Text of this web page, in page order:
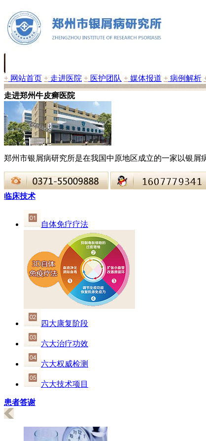
+ 网站首页 + 走进医院 + 医护团队 + 媒体报道 + 病例解析
走进郑州牛皮癣医院
郑州市银屑病研究所是在我国中原地区成立的一家以银屑
临床技术
自体免疗疗法
四大康复阶段
六大治疗功效
六大权威检测
六大技术项目
患者答谢